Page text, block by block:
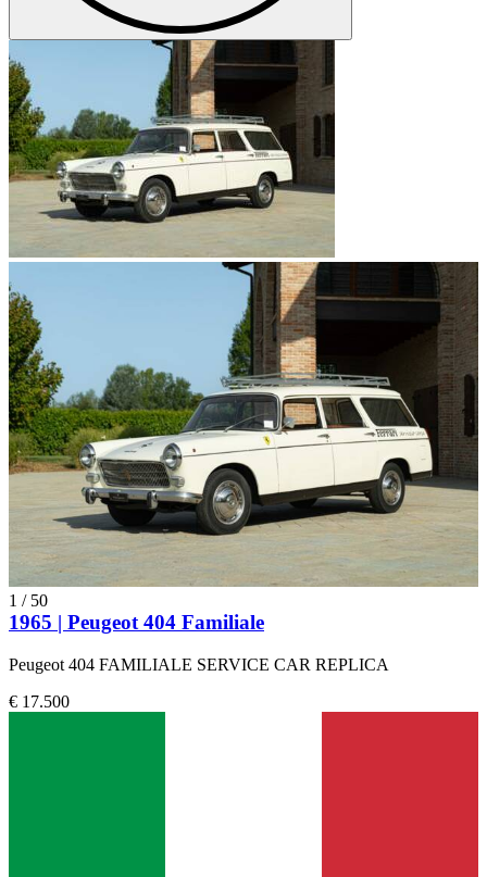
1 / 50
1965 | Peugeot 404 Familiale
Peugeot 404 FAMILIALE SERVICE CAR REPLICA
€ 17.500